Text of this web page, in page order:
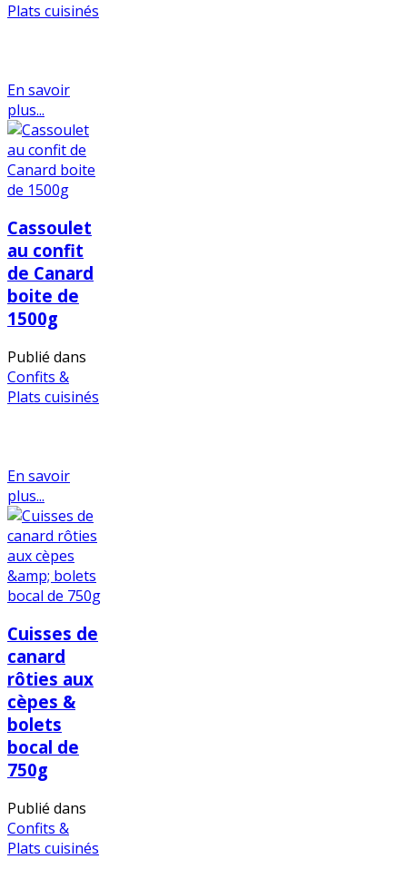
Plats cuisinés
En savoir
plus...
Cassoulet
au confit
de Canard
boite de
1500g
Publié dans
Confits &
Plats cuisinés
En savoir
plus...
Cuisses de
canard
rôties aux
cèpes &
bolets
bocal de
750g
Publié dans
Confits &
Plats cuisinés